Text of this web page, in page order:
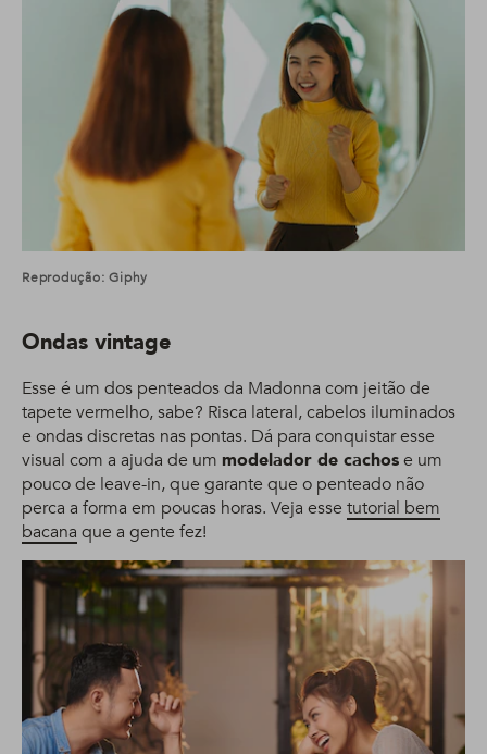
Reprodução: Giphy
Ondas vintage
Esse é um dos penteados da Madonna com jeitão de
tapete vermelho, sabe? Risca lateral, cabelos iluminados
e ondas discretas nas pontas. Dá para conquistar esse
visual com a ajuda de um modelador de cachose um
pouco de leave-in, que garante que o penteado não
perca a forma em poucas horas. Veja esse tutorial bem
bacana que a gente fez!